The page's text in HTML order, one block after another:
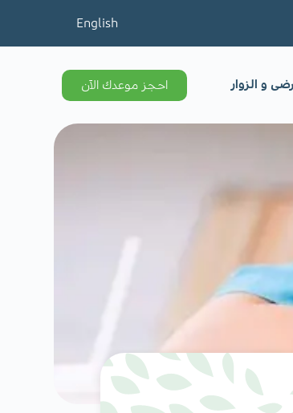
English
و الزوار احجز موعدك الآن